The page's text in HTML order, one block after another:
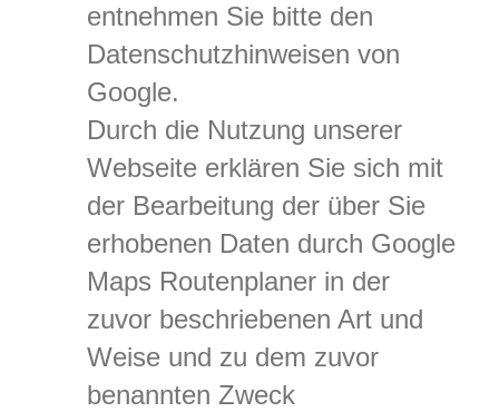
entnehmen Sie bitte den
Datenschutzhinweisen von
Google.
Durch die Nutzung unserer
Webseite erklären Sie sich mit
der Bearbeitung der über Sie
erhobenen Daten durch Google
Maps Routenplaner in der
zuvor beschriebenen Art und
Weise und zu dem zuvor
benannten Zweck